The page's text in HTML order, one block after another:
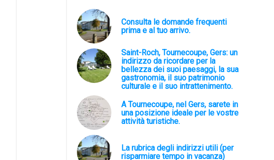
Consulta le domande frequenti
prima e al tuo arrivo.
Saint-Roch, Tournecoupe, Gers: un
indirizzo da ricordare per la
bellezza dei suoi paesaggi, la sua
gastronomia, il suo patrimonio
culturale e il suo intrattenimento.
A Tournecoupe, nel Gers, sarete in
una posizione ideale per le vostre
attività turistiche.
La rubrica degli indirizzi utili (per
risparmiare tempo in vacanza)